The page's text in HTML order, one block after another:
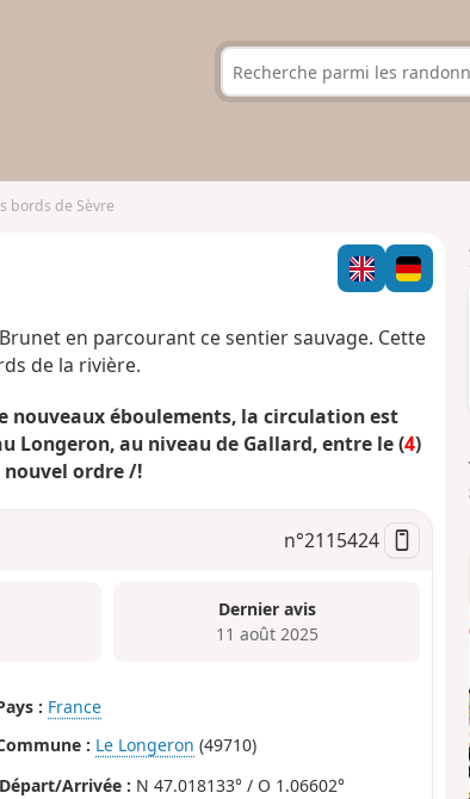
bords de Sèvre
en parcourant ce sentier sauvage. Cette
de la rivière.
nouveaux éboulements, la circulation est
Longeron, au niveau de Gallard, entre le (4)
ordre /!
n°2115424
Dernier avis
11 août 2025
: France
: Le Longeron (49710)
Départ/Arrivée : N 47.018133° / O 1.06602°